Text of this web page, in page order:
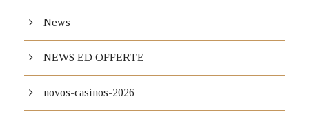
News
NEWS ED OFFERTE
novos-casinos-2026